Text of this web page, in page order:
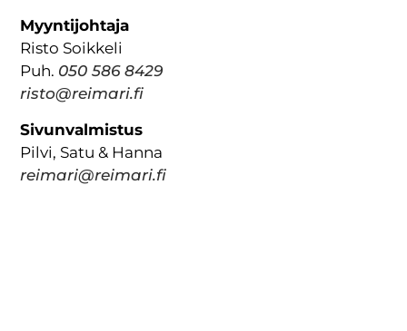
Myyntijohtaja
Risto Soikkeli
Puh. 050 586 8429
risto@reimari.fi
Sivunvalmistus
Pilvi, Satu & Hanna
reimari@reimari.fi